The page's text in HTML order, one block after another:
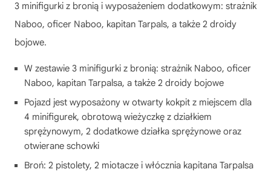
3 minifigurki z bronią i wyposażeniem dodatkowym: strażnik
Naboo, oficer Naboo, kapitan Tarpals, a także 2 droidy
bojowe.
W zestawie 3 minifigurki z bronią: strażnik Naboo, oficer
Naboo, kapitan Tarpalsa, a także 2 droidy bojowe
Pojazd jest wyposażony w otwarty kokpit z miejscem dla
4 minifigurek, obrotową wieżyczkę z działkiem
sprężynowym, 2 dodatkowe działka sprężynowe oraz
otwierane schowki
Broń: 2 pistolety, 2 miotacze i włócznia kapitana Tarpalsa